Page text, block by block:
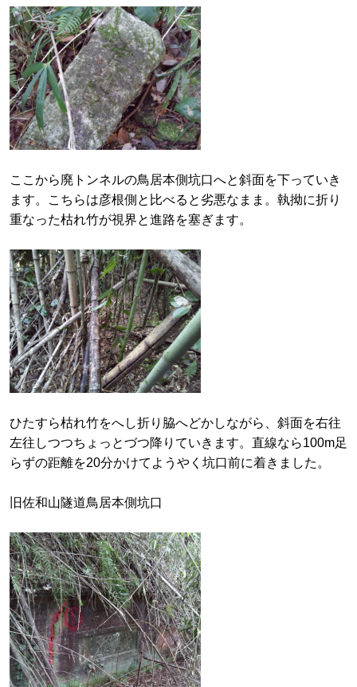
ここから廃トンネルの鳥居本側坑口へと斜面を下っていき
ます。こちらは彦根側と比べると劣悪なまま。執拗に折り
重なった枯れ竹が視界と進路を塞ぎます。
ひたすら枯れ竹をへし折り脇へどかしながら、斜面を右往
左往しつつちょっとづつ降りていきます。直線なら100m足
らずの距離を20分かけてようやく坑口前に着きました。
旧佐和山隧道鳥居本側坑口